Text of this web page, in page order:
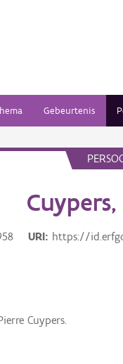
Gebeurtenis
URI https://
Cuypers.